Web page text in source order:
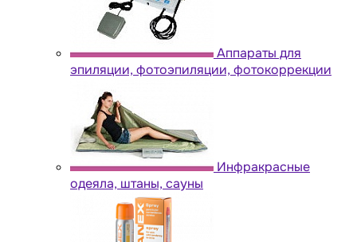
Аппараты для
эпиляции, фотоэпиляции, фотокоррекции
Инфракрасные
одеяла, штаны, сауны